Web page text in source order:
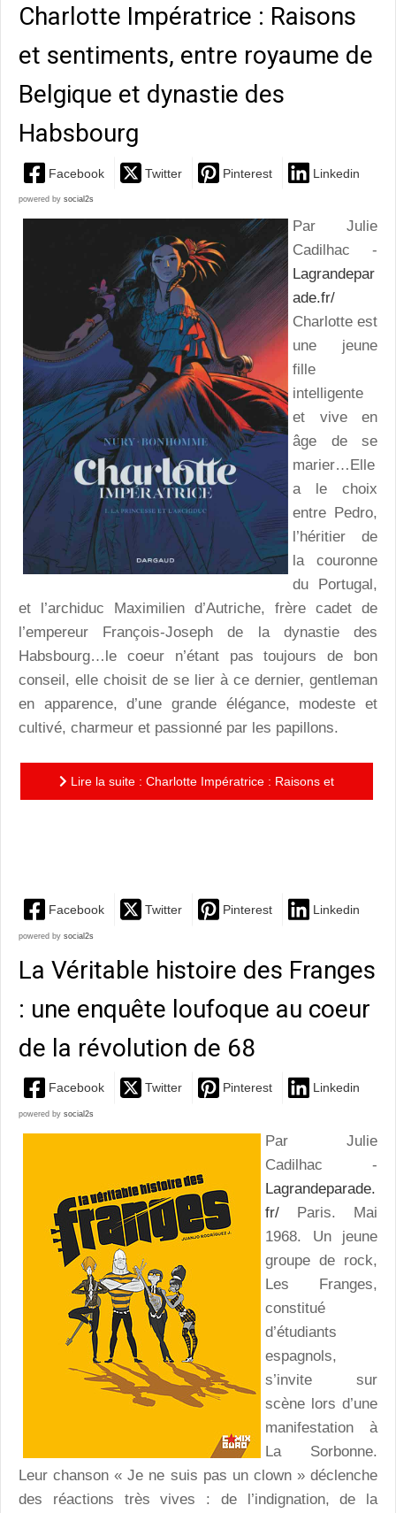
Charlotte Impératrice : Raisons
et sentiments, entre royaume de
Belgique et dynastie des
Habsbourg
Facebook Twitter Pinterest Linkedin
powered by social2s
Par Julie
Cadilhac -
Lagrandepar
ade.fr/
Charlotte est
une jeune
fille
intelligente
et vive en
âge de se
marier…Elle
a le choix
entre Pedro,
l’héritier de
la couronne
du Portugal,
et l’archiduc Maximilien d’Autriche, frère cadet de
l’empereur François-Joseph de la dynastie des
Habsbourg…le coeur n’étant pas toujours de bon
conseil, elle choisit de se lier à ce dernier, gentleman
en apparence, d’une grande élégance, modeste et
cultivé, charmeur et passionné par les papillons.
Lire la suite : Charlotte Impératrice : Raisons et
Facebook Twitter Pinterest Linkedin
powered by social2s
La Véritable histoire des Franges
: une enquête loufoque au coeur
de la révolution de 68
Facebook Twitter Pinterest Linkedin
powered by social2s
Par Julie
Cadilhac -
Lagrandeparade.
fr/ Paris. Mai
1968. Un jeune
groupe de rock,
Les Franges,
constitué
d’étudiants
espagnols,
s’invite sur
scène lors d’une
manifestation à
La Sorbonne.
Leur chanson « Je ne suis pas un clown » déclenche
des réactions très vives : de l’indignation, de la